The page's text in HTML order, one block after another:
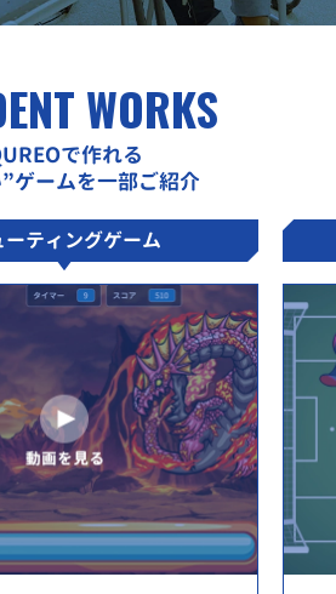
WORKS
で作れる
ゲームを一部ご紹介
ーティングゲーム